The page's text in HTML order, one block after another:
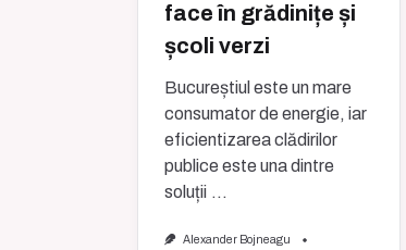
face în grădinițe și
școli verzi
Bucureștiul este un mare
consumator de energie, iar
eficientizarea clădirilor
publice este una dintre
soluții ...
Alexander Bojneagu